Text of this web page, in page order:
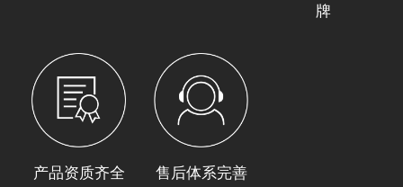
牌
产品资质齐全 售后体系完善